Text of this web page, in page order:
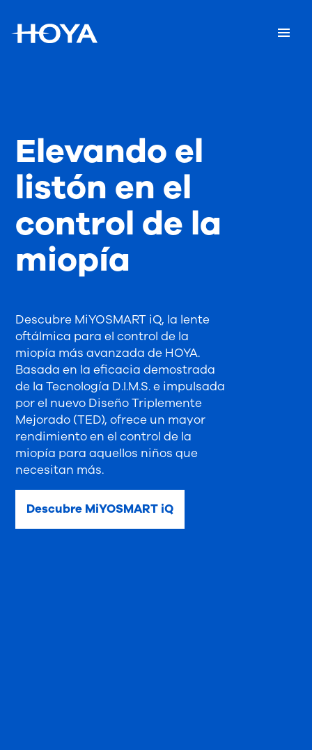
Descubre MiYOSMART iQ, la lente
oftálmica para el control de la
miopía más avanzada de HOYA.
Basada en la eficacia demostrada
de la Tecnología D.I.M.S. e impulsada
por el nuevo Diseño Triplemente
Mejorado (TED), ofrece un mayor
rendimiento en el control de la
miopía para aquellos niños que
necesitan más.
Elevando el
listón en el
control de la
miopía
Descubre MiYOSMART iQ